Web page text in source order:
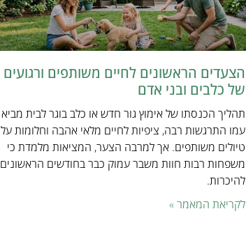
הצעדים הראשונים לחיים משותפים ורגועים
של כלבים ובני אדם
תהליך הכנסתו של אימוץ גור חדש או כלב בוגר לבית מביא
עמו התרגשות רבה, ציפיות לחיים מלאי אהבה וחלומות על
טיולים משותפים. אך למרבה הצער, המציאות מלמדת כי
משפחות רבות חוות משבר עמוק כבר בחודשים הראשונים
להיכרות.
לקריאת המאמר »